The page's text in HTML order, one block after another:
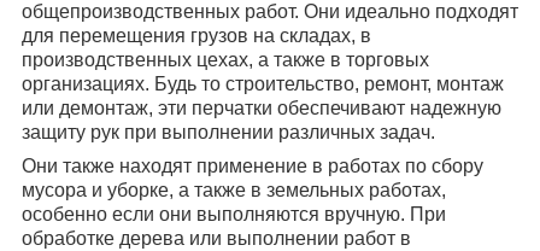
общепроизводственных работ. Они идеально подходят
для перемещения грузов на складах, в
производственных цехах, а также в торговых
организациях. Будь то строительство, ремонт, монтаж
или демонтаж, эти перчатки обеспечивают надежную
защиту рук при выполнении различных задач.
Они также находят применение в работах по сбору
мусора и уборке, а также в земельных работах,
особенно если они выполняются вручную. При
обработке дерева или выполнении работ в